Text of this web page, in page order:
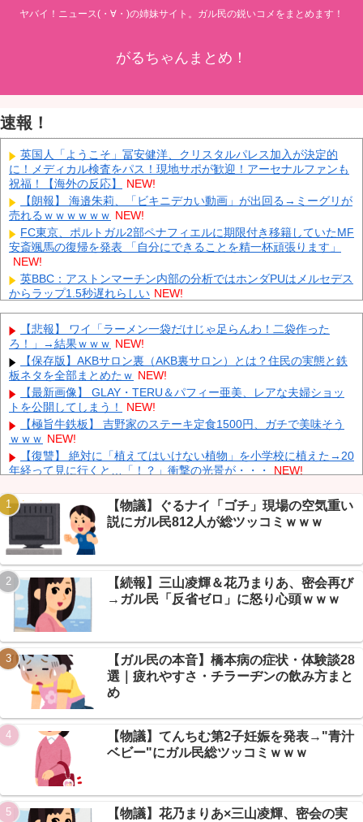
ヤバイ！ニュース(・∀・)の姉妹サイト。ガル民の鋭いコメをまとめます！
がるちゃんまとめ！
速報！
英国人「ようこそ」冨安健洋、クリスタルパレス加入が決定的
に！メディカル検査をパス！現地サポが歓迎！アーセナルファンも
祝福！【海外の反応】
NEW!
【朗報】 海邉朱莉、「ビキニデカい動画」が出回る→ミーグリが
売れるｗｗｗｗｗｗ NEW!
FC東京、ポルトガル2部ペナフィエルに期限付き移籍していたMF
安斎颯馬の復帰を発表 「自分にできることを精一杯頑張ります」
NEW!
英BBC：アストンマーチン内部の分析ではホンダPUはメルセデス
からラップ1.5秒遅れらしい NEW!
外国人「2026年バロンドールは誰が受賞すべき?」エンバペ、今
季無冠でも初受賞か!?海外ファンが考える本命とは!?【海外の反
応】
NEW!
【画像】 松屋、食器の仕分けまでセルフに NEW!
中国、止められないEV製造 売れず在庫山積み「売れたこと」に
して補助金を騙し取る事案を思いつきが横行 NEW!
中国「台風接近！」台風13号「三峡直撃予測」中国「上流大洪
水！（三峡上流」中国都市「8/5の映像（動画」三峡ダム「緊急放流
（決壊危機」中国「下流大水害（震え声」→
韓国人インフルエンサー(49)、日本で次々と車に衝突 計7台巻き
込み 八王子 NEW!
公開！ NEW!
Powered by livedoor 相互RSS
【悲報】 ワイ「ラーメン一袋だけじゃ足らんわ！二袋作った
ろ！」→結果ｗｗｗ NEW!
【保存版】AKBサロン裏（AKB裏サロン）とは？住民の実態と鉄
板ネタを全部まとめたｗ NEW!
【最新画像】 GLAY・TERU＆パフィー亜美、レアな夫婦ショッ
トを公開してしまう！
NEW!
【極旨牛鉄板】 吉野家のステーキ定食1500円、ガチで美味そう
ｗｗｗ NEW!
【復讐】 絶対に「植えてはいけない植物」を小学校に植えた→20
年経って見に行くと…「！？」衝撃の光景が・・・
NEW!
に芸スポ+民「おめでとうと言いたい」ｗｗｗ NEW!
【朗報】DAZN加入者まさかの5倍増、W杯視聴6700万人に芸ス
ポ+民「退会数は？」ｗｗｗ
同僚の美人に土下座して必死に頼んだらこうなるｗｗｗ
【悲報】PC自作勢「マザボ交換しただけ」でWindows消滅→スレ
民「500円Windowsでいい？」で煽られるｗｗｗ
NEW!
【悲報】いい大人が電子レンジの仕組みわかってない件→「ある
あるｗｗｗ」共感の連鎖で大カオスｗｗｗ
Powered by livedoor 相互RSS
【物議】ぐるナイ「ゴチ」現場の空気重い
説にガル民812人が総ツッコミｗｗｗ
【続報】三山凌輝＆花乃まりあ、密会再び
→ガル民「反省ゼロ」に怒り心頭ｗｗｗ
【ガル民の本音】橋本病の症状・体験談28
選｜疲れやすさ・チラーヂンの飲み方まと
め
【物議】てんちむ第2子妊娠を発表→"青汁
ベビー"にガル民総ツッコミｗｗｗ
【物議】花乃まりあ×三山凌輝、密会の実